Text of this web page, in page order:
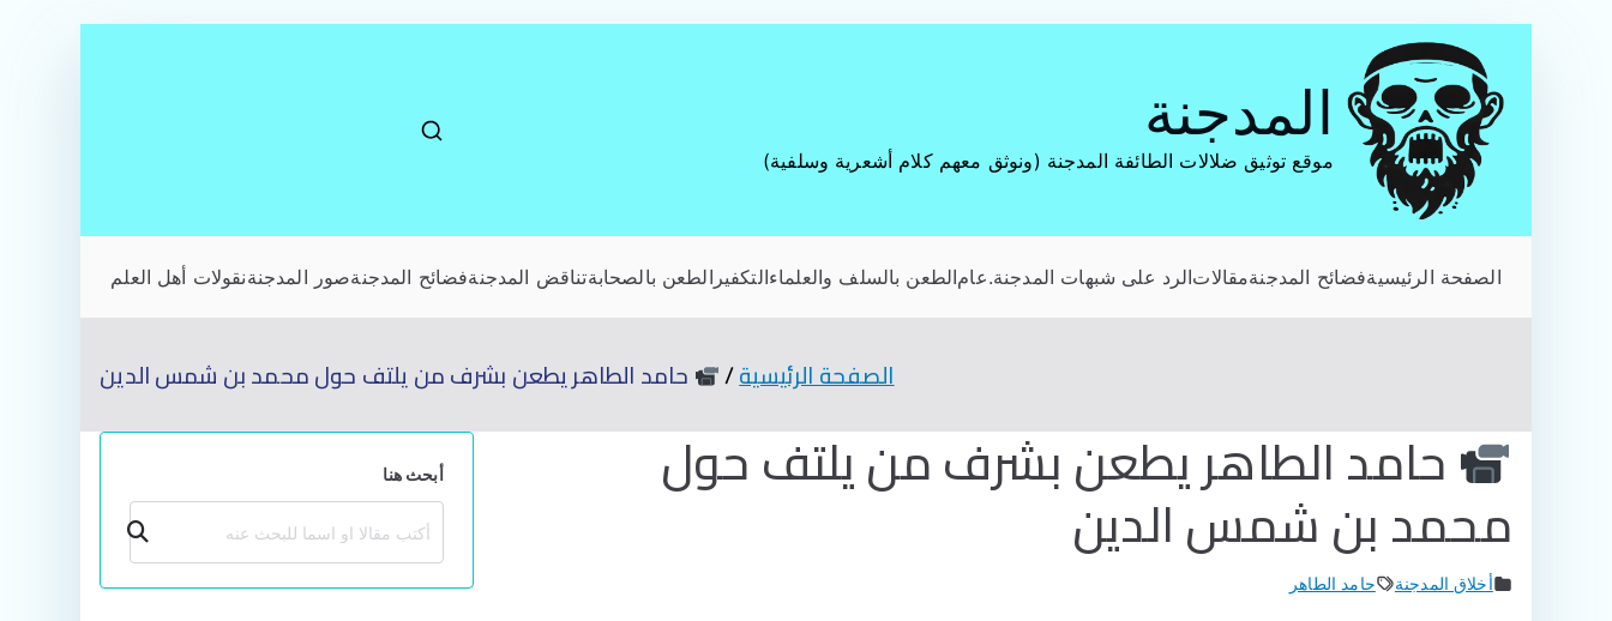
المحتوى
المدجنة
موقع توثيق ضلالات الطائفة المدجنة (ونوثق معهم كلام أشعرية وسلفية)
الصفحة الرئيسيةفضائح المدجنةمقالاتالرد على شبهات المدجنة.عامالطعن بالسلف والعلماءالتكفير الطعن بالصحابةتناقض المدجنةفضائح المدجنةصور المدجنةنقولات أهل العلم
الصفحة الرئيسية حامد الطاهر يطعن بشرف من يلتف حول محمد بن شمس الدين
حامد الطاهر يطعن بشرف من يلتف حول
محمد بن شمس الدين
أخلاق المدجنة حامد الطاهر
أبحث هنا
بحث